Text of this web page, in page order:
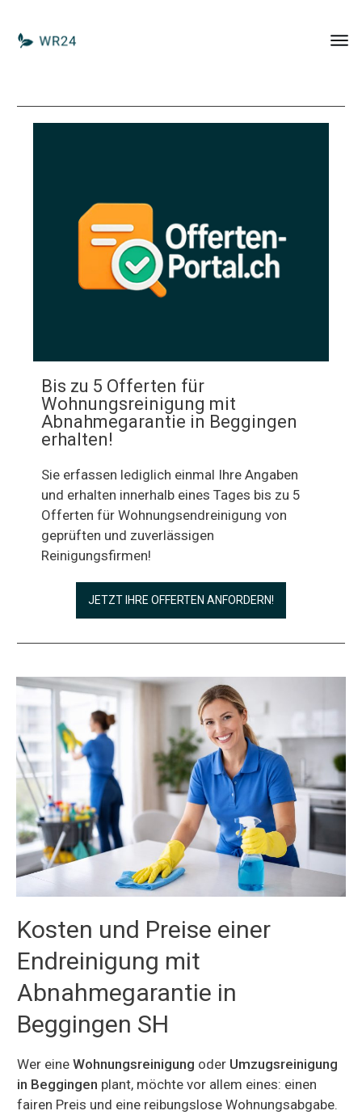
Bis zu 5 Offerten für
Wohnungsreinigung mit
Abnahmegarantie in Beggingen
erhalten!
Sie erfassen lediglich einmal Ihre Angaben
und erhalten innerhalb eines Tages bis zu 5
Offerten für Wohnungsendreinigung von
geprüften und zuverlässigen
Reinigungsfirmen!
JETZT IHRE OFFERTEN ANFORDERN!
Kosten und Preise einer
Endreinigung mit
Abnahmegarantie in
Beggingen SH
Wer eine Wohnungsreinigung oder Umzugsreinigung
in Beggingen plant, möchte vor allem eines: einen
fairen Preis und eine reibungslose Wohnungsabgabe.